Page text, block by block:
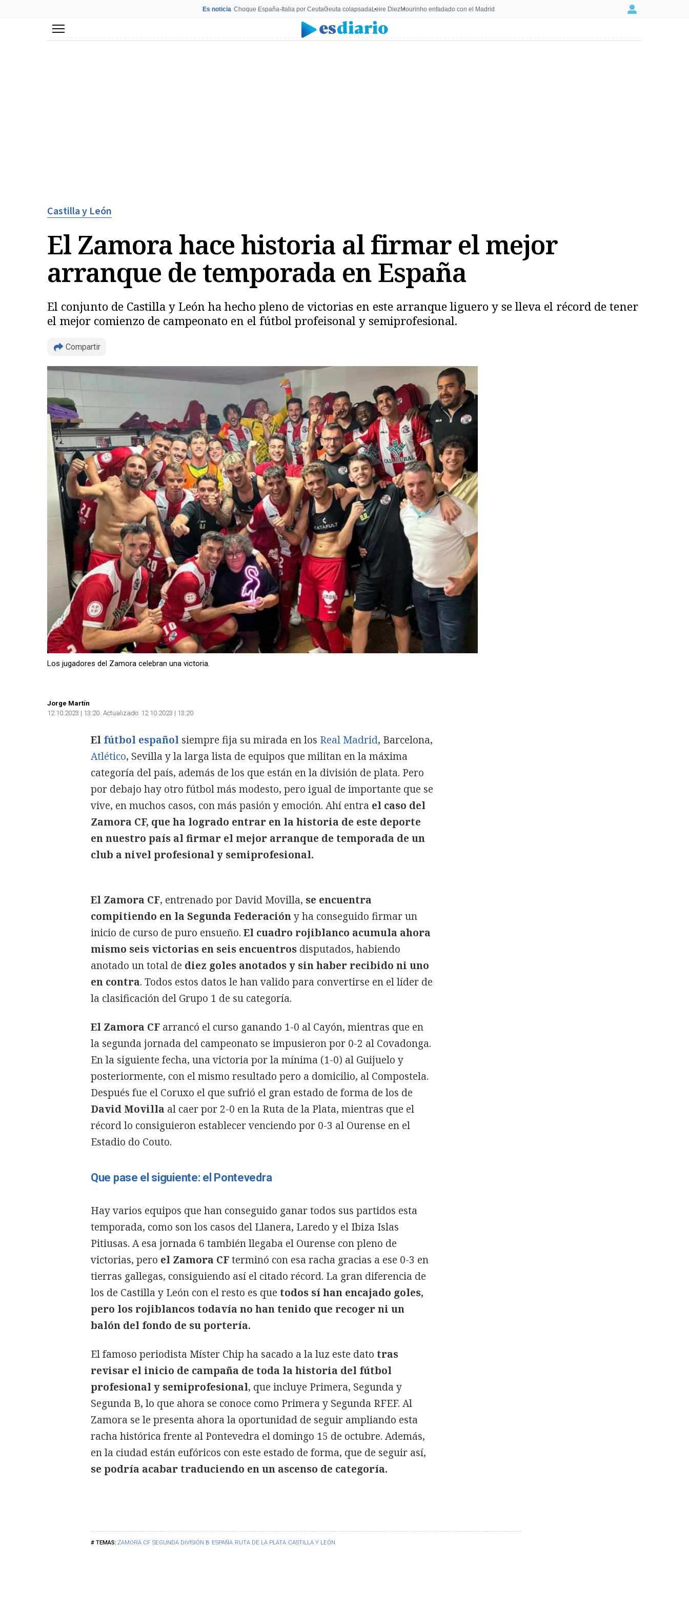
Es noticia Choque España-Italia por CeutaCeuta colapsadaLeire DiezMourinho enfadado con el Madrid Login
Menú
Castilla y León
El Zamora hace historia al firmar el mejor
arranque de temporada en España
El conjunto de Castilla y León ha hecho pleno de victorias en este arranque liguero y se lleva el récord de tener
el mejor comienzo de campeonato en el fútbol profeisonal y semiprofesional.
Compartir
Copiar
Los jugadores del Zamora celebran una victoria.
Jorge Martín
12.10.2023 | 13:20 Actualizado: 12.10.2023 | 13:20
ZAMORA CF SEGUNDA DIVISIÓN B ESPAÑA RUTA DE LA PLATA CASTILLA Y LEÓN
El fútbol español siempre fija su mirada en los Real Madrid, Barcelona,
Atlético, Sevilla y la larga lista de equipos que militan en la máxima
categoría del país, además de los que están en la división de plata. Pero
por debajo hay otro fútbol más modesto, pero igual de importante que se
vive, en muchos casos, con más pasión y emoción. Ahí entra el caso del
Zamora CF, que ha logrado entrar en la historia de este deporte
en nuestro país al firmar el mejor arranque de temporada de un
club a nivel profesional y semiprofesional.
El Zamora CF, entrenado por David Movilla, se encuentra
compitiendo en la Segunda Federacióny ha conseguido firmar un
inicio de curso de puro ensueño. El cuadro rojiblanco acumula ahora
mismo seis victorias en seis encuentros disputados, habiendo
anotado un total de diez goles anotados y sin haber recibido ni uno
en contra. Todos estos datos le han valido para convertirse en el líder de
la clasificación del Grupo 1 de su categoría.
El Zamora CF arrancó el curso ganando 1-0 al Cayón, mientras que en
la segunda jornada del campeonato se impusieron por 0-2 al Covadonga.
En la siguiente fecha, una victoria por la mínima (1-0) al Guijuelo y
posteriormente, con el mismo resultado pero a domicilio, al Compostela.
Después fue el Coruxo el que sufrió el gran estado de forma de los de
David Movilla al caer por 2-0 en la Ruta de la Plata, mientras que el
récord lo consiguieron establecer venciendo por 0-3 al Ourense en el
Estadio do Couto.
Que pase el siguiente: el Pontevedra
Hay varios equipos que han conseguido ganar todos sus partidos esta
temporada, como son los casos del Llanera, Laredo y el Ibiza Islas
Pitiusas. A esa jornada 6 también llegaba el Ourense con pleno de
victorias, pero el Zamora CFterminó con esa racha gracias a ese 0-3 en
tierras gallegas, consiguiendo así el citado récord. La gran diferencia de
los de Castilla y León con el resto es que todos sí han encajado goles,
pero los rojiblancos todavía no han tenido que recoger ni un
balón del fondo de su portería.
El famoso periodista Míster Chip ha sacado a la luz este dato tras
revisar el inicio de campaña de toda la historia del fútbol
profesional y semiprofesional, que incluye Primera, Segunda y
Segunda B, lo que ahora se conoce como Primera y Segunda RFEF. Al
Zamora se le presenta ahora la oportunidad de seguir ampliando esta
racha histórica frente al Pontevedra el domingo 15 de octubre. Además,
en la ciudad están eufóricos con este estado de forma, que de seguir así,
se podría acabar traduciendo en un ascenso de categoría.